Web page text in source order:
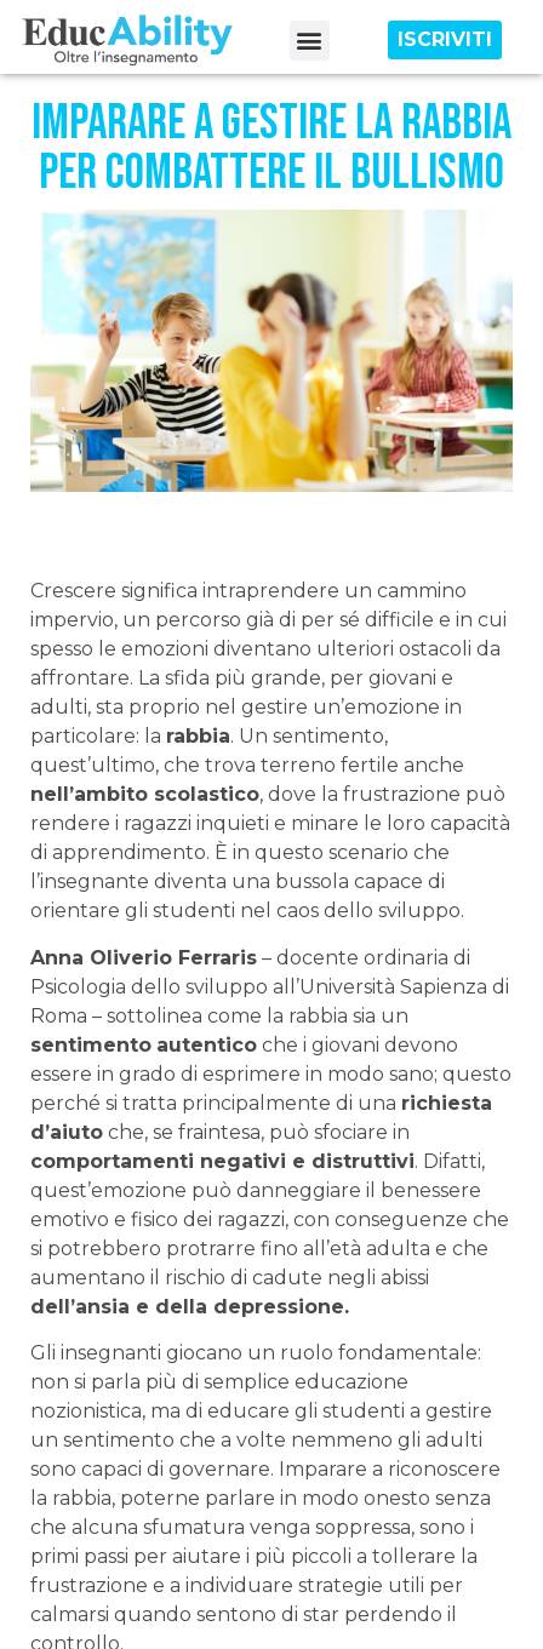
ISCRIVITI
Imparare a gestire la rabbia
per combattere il bullismo
Crescere significa intraprendere un cammino
impervio, un percorso già di per sé difficile e in cui
spesso le emozioni diventano ulteriori ostacoli da
affrontare. La sfida più grande, per giovani e
adulti, sta proprio nel gestire un’emozione in
particolare: la rabbia. Un sentimento,
quest’ultimo, che trova terreno fertile anche
nell’ambito scolastico, dove la frustrazione può
rendere i ragazzi inquieti e minare le loro capacità
di apprendimento. È in questo scenario che
l’insegnante diventa una bussola capace di
orientare gli studenti nel caos dello sviluppo.
Anna Oliverio Ferraris – docente ordinaria di
Psicologia dello sviluppo all’Università Sapienza di
Roma – sottolinea come la rabbia sia un
sentimento autentico che i giovani devono
essere in grado di esprimere in modo sano; questo
perché si tratta principalmente di una richiesta
d’aiuto che, se fraintesa, può sfociare in
comportamenti negativi e distruttivi. Difatti,
quest’emozione può danneggiare il benessere
emotivo e fisico dei ragazzi, con conseguenze che
si potrebbero protrarre fino all’età adulta e che
aumentano il rischio di cadute negli abissi
dell’ansia e della depressione.
Gli insegnanti giocano un ruolo fondamentale:
non si parla più di semplice educazione
nozionistica, ma di educare gli studenti a gestire
un sentimento che a volte nemmeno gli adulti
sono capaci di governare. Imparare a riconoscere
la rabbia, poterne parlare in modo onesto senza
che alcuna sfumatura venga soppressa, sono i
primi passi per aiutare i più piccoli a tollerare la
frustrazione e a individuare strategie utili per
calmarsi quando sentono di star perdendo il
controllo.